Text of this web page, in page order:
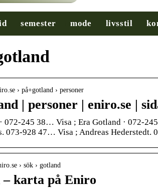
semester mode livsstil
› på+gotland › personer
| personer | eniro.se |
072-245 38… Visa ; Era Gotland · 072-
073-928 47… Visa ; Andreas Hederstedt.
› sök › gotland
– karta på Eniro